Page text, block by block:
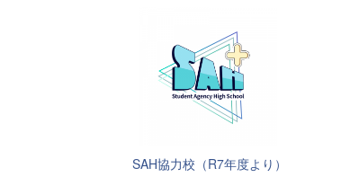
SAH協力校（R7年度より）